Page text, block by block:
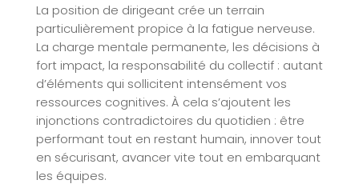
La position de dirigeant crée un terrain
particulièrement propice à la fatigue nerveuse.
La charge mentale permanente, les décisions à
fort impact, la responsabilité du collectif : autant
d’éléments qui sollicitent intensément vos
ressources cognitives. À cela s’ajoutent les
injonctions contradictoires du quotidien : être
performant tout en restant humain, innover tout
en sécurisant, avancer vite tout en embarquant
les équipes.